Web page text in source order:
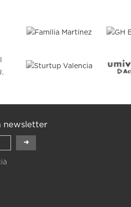
newsletter